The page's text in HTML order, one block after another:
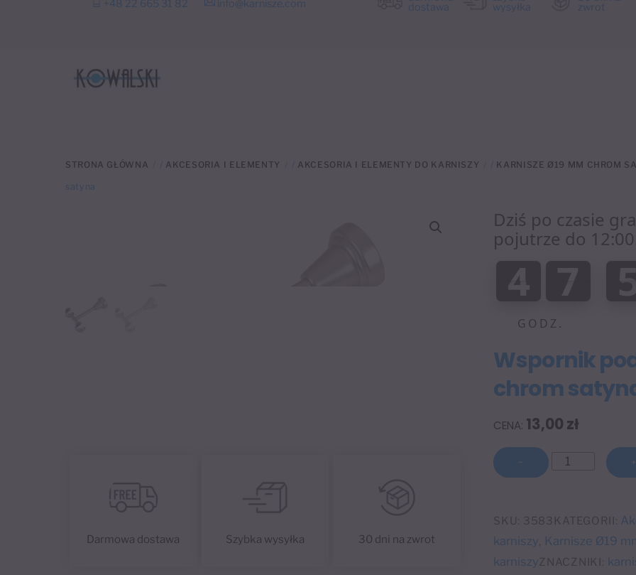
+48 22 665 31 82 info@karnisze.com dostawa wysyłka
zwrot
STRONA GŁÓWNA / AKCESORIA I ELEMENTY / AKCESORIA I ELEMENTY DO KARNISZY / KARNISZE Ø19 MM CHROM
satyna
Dziś po czasie
pojutrze do
4
0
4 7
0
7
GODZ.
Wspornik
chrom
13,00 zł
−
ilość
sufitowy
Ø19
mm
+
SKU: 3583 KATEGORII:
karniszy, Karnisze Ø19
karniszyZNACZNIKI:
Darmowa dostawa Szybka wysyłka 30 dni na zwrot